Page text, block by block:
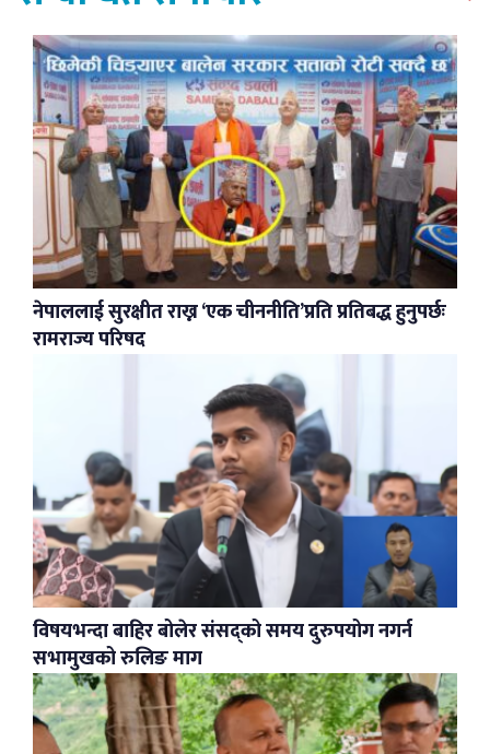
नेपाललाई सुरक्षीत राख्न ‘एक चीननीति’प्रति प्रतिबद्ध हुनुपर्छः
रामराज्य परिषद
विषयभन्दा बाहिर बोलेर संसद्को समय दुरुपयोग नगर्न
सभामुखको रुलिङ माग